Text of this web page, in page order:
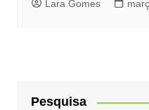
Lara Gomes
Pesquisa